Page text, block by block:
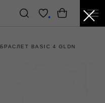
БРАСЛЕТ BASIC 4 GLDN